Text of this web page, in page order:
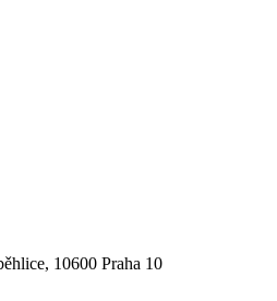
10600 Praha 10